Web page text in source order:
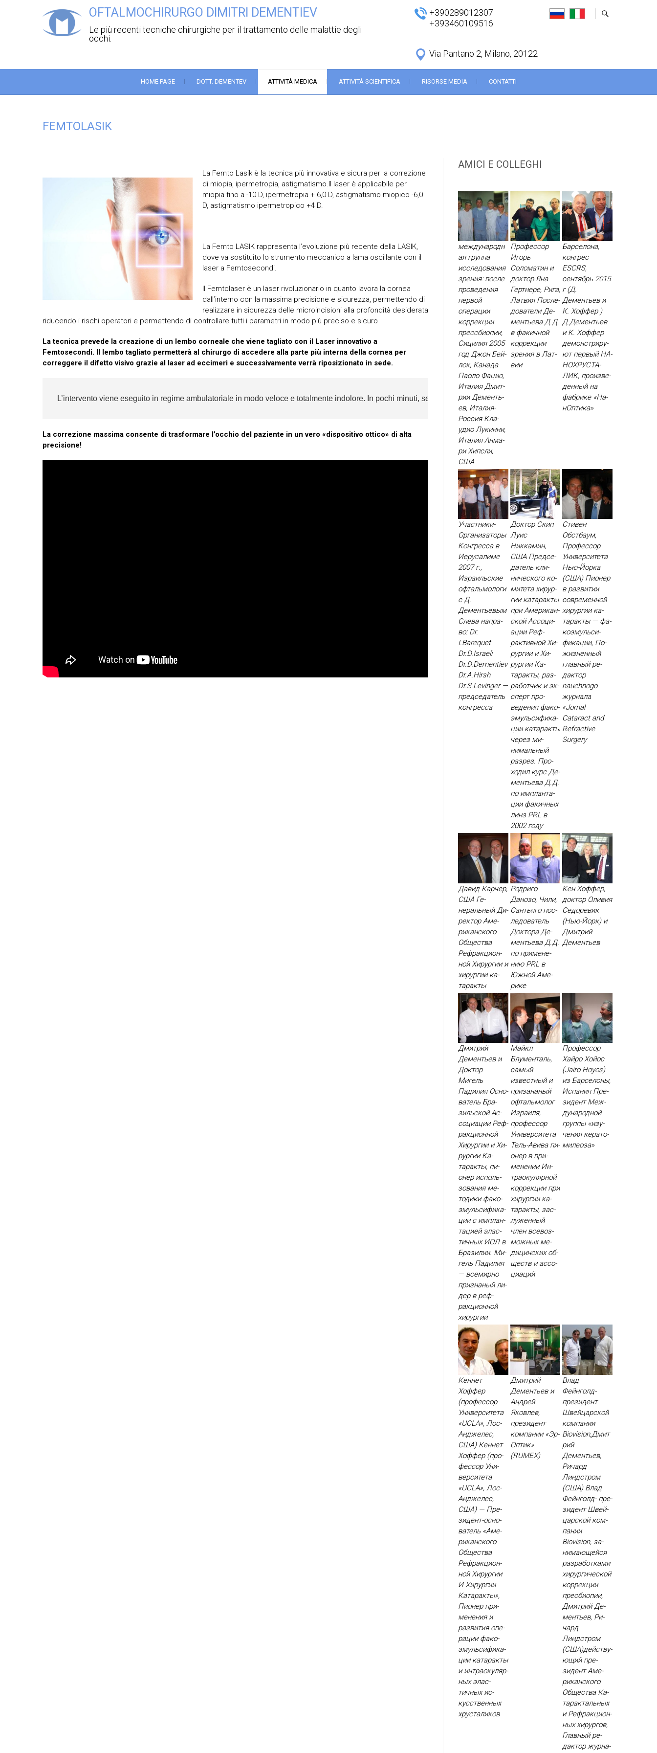
OFTALMOCHIRURGO DIMITRI DEMENTIEV
Le più recenti tecniche chirurgiche per il trattamento delle malattie degli
occhi.
+390289012307
+393460109516
Via Pantano 2, Milano, 20122
HOME PAGE DOTT. DEMENTEV ATTIVITÀ MEDICA ATTIVITÀ SCIENTIFICA RISORSE MEDIA CONTATTI
FEMTOLASIK
La Femto Lasik è la tecnica più innovativa e sicura per la correzione
di miopia, ipermetropia, astigmatismo.Il laser è applicabile per
miopia fino a -10 D, ipermetropia + 6,0 D, astigmatismo miopico -6,0
D, astigmatismo ipermetropico +4 D.
La Femto LASIK rappresenta l’evoluzione più recente della LASIK,
dove va sostituito lo strumento meccanico a lama oscillante con il
laser a Femtosecondi.
Il Femtolaser è un laser rivoluzionario in quanto lavora la cornea
dall’interno con la massima precisione e sicurezza, permettendo di
realizzare in sicurezza delle microincisioni alla profondità desiderata
riducendo i rischi operatori e permettendo di controllare tutti i parametri in modo più preciso e sicuro
La tecnica prevede la creazione di un lembo corneale che viene tagliato con il Laser innovativo a
Femtosecondi. Il lembo tagliato permetterà al chirurgo di accedere alla parte più interna della cornea per
correggere il difetto visivo grazie al laser ad eccimeri e successivamente verrà riposizionato in sede.
L’intervento viene eseguito in regime ambulatoriale in modo veloce e totalmente indolore. In pochi minuti, senza sedazione e senza la necessità di ricorrere a punti di
La correzione massima consente di trasformare l’occhio del paziente in un vero «dispositivo ottico» di alta
precisione!
AMICI E COLLEGHI
международн
ая группа
исследования
зрения: после
проведения
первой
операции
коррекции
прессбиопии,
Сицилия 2005
год Джон Бей­
лок, Ка­нада
Па­оло Фа­цио,
Ита­лия Дмит­
рии Де­менть­
ев, Ита­лия-
Рос­сия Кла­
удио Лу­кин­ни,
Ита­лия Ан­ма­
ри Хип­сли,
США
Профессор
Игорь
Соломатин и
доктор Яна
Гертнере, Рига,
Латвия Пос­ле­
дова­тели Де­
менть­ева Д.Д.
в фа­кич­ной
кор­рекции
зре­ния в Лат­
вии
Барселона,
конгрес
ESCRS,
сентябрь 2015
г (Д.
Дементьев и
К. Хоффер )
Д.Де­менть­ев
и К. Хоф­фер
де­монс­три­ру­
ют пер­вый НА­
НОХ­РУСТА­
ЛИК, про­из­ве­
ден­ный на
фаб­ри­ке «На­
нОп­ти­ка»
Участники-
Организаторы
Конгресса в
Иерусалиме
2007 г.,
Израильские
офтальмологи
с Д.
Дементьевым
Сле­ва нап­ра­
во: Dr.
I.Barequet
Dr.D.Israeli
Dr.D.Dementiev
Dr.A.Hirsh
Dr.S.Levinger —
пред­се­датель
кон­грес­са
Доктор Скип
Луис
Никкамин,
США Пред­се­
датель кли­
ничес­ко­го ко­
мите­та хи­рур­
гии ка­тарак­ты
при Аме­рикан­
ской Ас­со­ци­
ации Реф­
рактив­ной Хи­
рур­гии и Хи­
рур­гии Ка­
тарак­ты, раз­
ра­бот­чик и эк­
сперт про­
веде­ния фа­ко­
эмуль­си­фика­
ции ка­тарак­ты
че­рез ми­
нималь­ный
раз­рез. Про­
ходил курс Де­
менть­ева Д.Д.
по им­план­та­
ции фа­кич­ных
линз PRL в
2002 го­ду
Стивен
Обстбаум,
Профессор
Университета
Нью-Йорка
(США) Пи­онер
в раз­ви­тии
сов­ре­мен­ной
хи­рур­гии ка­
тарак­ты — фа­
ко­эмуль­си­
фика­ции, По­
жиз­ненный
глав­ный ре­
дак­тор
nauchnogo
жур­на­ла
«Jornal
Cataract and
Refractive
Surgery
Давид Карчер,
США Ге­
нераль­ный Ди­
рек­тор Аме­
рикан­ско­го
Об­щес­тва
Реф­ракци­он­
ной Хи­рур­гии и
хи­рур­гии ка­
тарак­ты
Родриго
Данозо, Чили,
Сантьяго пос­
ле­дова­тель
Док­то­ра Де­
менть­ева Д.Д.
по при­мене­
нию PRL в
Юж­ной Аме­
рике
Кен Хоффер,
доктор Оливия
Седоревик
(Нью-Йорк) и
Дмитрий
Дементьев
Дмитрий
Дементьев и
Доктор
Мигель
Падилия Ос­но­
ватель Бра­
зиль­ской Ас­
со­ци­ации Реф­
ракци­он­ной
Хи­рур­гии и Хи­
рур­гии Ка­
тарак­ты, пи­
онер ис­поль­
зо­вания ме­
тоди­ки фа­ко­
эмуль­си­фика­
ции с им­план­
та­ци­ей элас­
тичных И­ОЛ в
Бра­зилии. Ми­
гель Па­дилия
— все­мир­но
приз­на­ный ли­
дер в реф­
ракци­он­ной
хи­рур­гии
Майкл
Блументаль,
самый
известный и
призананый
офтальмолог
Израиля,
профессор
Университета
Тель-Авива пи­
онер в при­
мене­нии Ин­
тра­оку­ляр­ной
кор­рекции при
хи­рур­гии ка­
тарак­ты, зас­
лу­жен­ный
член все­воз­
можных ме­
дицин­ских об­
ществ и ас­со­
ци­аций
Профессор
Хайро Хойос
(Jairo Hoyos)
из Барселоны,
Испания Пре­
зидент Меж­
ду­народ­ной
груп­пы «изу­
чения ке­рато­
миле­оза»
Кеннет
Хоффер
(профессор
Университета
«UCLA», Лос-
Анджелес,
США) Кен­нет
Хоф­фер (про­
фес­сор Уни­
вер­си­тета
«UCLA», Лос-
Ан­дже­лес,
США) — Пре­
зидент-ос­но­
ватель «Аме­
рикан­ско­го
Об­щес­тва
Реф­ракци­он­
ной Хи­рур­гии
И Хи­рур­гии
Ка­тарак­ты»,
Пи­онер при­
мене­ния и
раз­ви­тия опе­
рации фа­ко­
эмуль­си­фика­
ции ка­тарак­ты
и ин­тра­оку­ляр­
ных элас­
тичных ис­
кусс­твен­ных
хрус­та­ликов
Дмитрий
Дементьев и
Андрей
Яковлев,
президент
компании «Эр-
Оптик»
(RUMEX)
Влад
Фейнголд-
президент
Швейцарской
компании
Biovision,Дмит
рий
Дементьев,
Ричард
Линдстром
(США) Влад
Фей­нголд- пре­
зидент Швей­
цар­ской ком­
па­нии
Biovision, за­
нима­ющей­ся
раз­ра­бот­ка­ми
хи­рур­ги­чес­кой
кор­рекции
прес­би­опии,
Дмит­рий Де­
менть­ев, Ри­
чард
Линдстром
(США)дей­ству­
ющий пре­
зидент Аме­
рикан­ско­го
Об­щес­тва Ка­
тарак­таль­ных
и Реф­ракци­он­
ных хи­рур­гов,
Глав­ный ре­
дак­тор жур­на­